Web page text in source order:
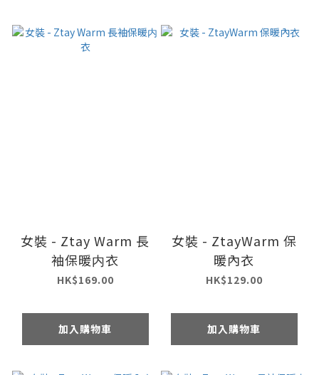
女裝 - Ztay Warm 長
袖保暖内衣
HK$169.00
加入購物車
女裝 - ZtayWarm 保
暖內衣
HK$129.00
加入購物車